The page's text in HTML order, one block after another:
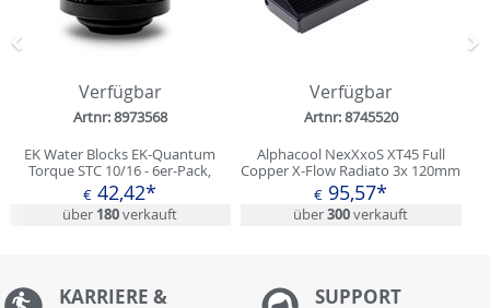
Verfügbar
Artnr: 8973568
EK Water Blocks EK-Quantum
Torque STC 10/16 - 6er-Pack,
schwarz
€ 42,42*
über 180verkauft
Verfügbar
Artnr: 8745520
Alphacool NexXxoS XT45 Full
Copper X-Flow Radiato 3x 120mm
€ 95,57*
über300verkauft
Zurück
KARRIERE & SUPPORT